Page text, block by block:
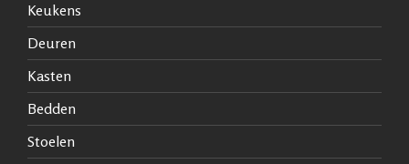
Keukens
Deuren
Kasten
Bedden
Stoelen